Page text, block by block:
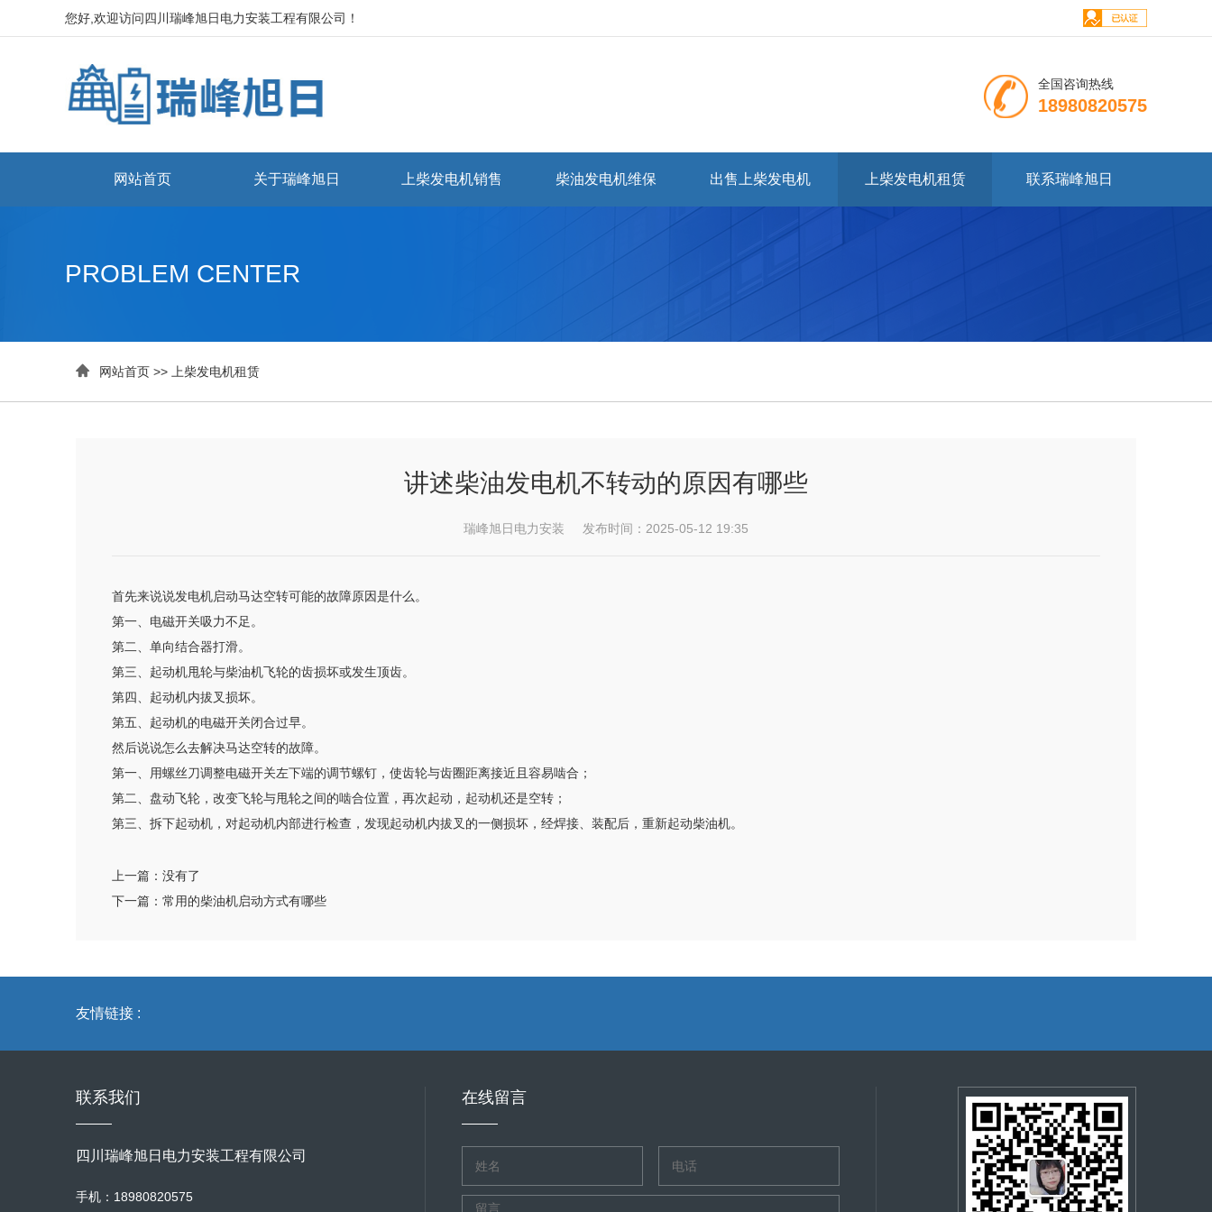
您好,欢迎访问四川瑞峰旭日电力安装工程有限公司！
全国咨询热线
18980820575
网站首页 关于瑞峰旭日 上柴发电机销售 柴油发电机维保 出售上柴发电机 上柴发电机租赁 联系瑞峰旭日
PROBLEM CENTER
 网站首页 >> 上柴发电机租赁
讲述柴油发电机不转动的原因有哪些
瑞峰旭日电力安装 发布时间：2025-05-12 19:35
首先来说说发电机启动马达空转可能的故障原因是什么。
第一、电磁开关吸力不足。
第二、单向结合器打滑。
第三、起动机甩轮与柴油机飞轮的齿损坏或发生顶齿。
第四、起动机内拔叉损坏。
第五、起动机的电磁开关闭合过早。
然后说说怎么去解决马达空转的故障。
第一、用螺丝刀调整电磁开关左下端的调节螺钉，使齿轮与齿圈距离接近且容易啮合；
第二、盘动飞轮，改变飞轮与甩轮之间的啮合位置，再次起动，起动机还是空转；
第三、拆下起动机，对起动机内部进行检查，发现起动机内拔叉的一侧损坏，经焊接、装配后，重新起动柴油机。
上一篇： 没有了
下一篇： 常用的柴油机启动方式有哪些
友情链接 :
联系我们
四川瑞峰旭日电力安装工程有限公司
手机：18980820575
在线留言